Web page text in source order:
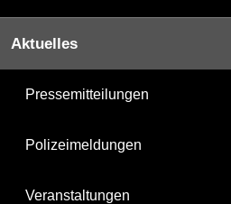
Aktuelles
Pressemitteilungen
Polizeimeldungen
Veranstaltungen